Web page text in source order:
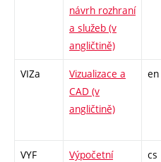
návrh rozhraní
a služeb (v
angličtině)
VIZa
Vizualizace a
CAD (v
angličtině)
en
VYF
Výpočetní
cs